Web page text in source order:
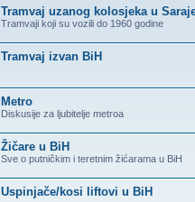
Tramvaj uzanog kolosjeka u
Tramvaji koji su vozili do 1960 godine
Tramvaj izvan BiH
Metro
Diskusije za ljubitelje metroa
Žičare u BiH
Sve o putničkim i teretnim žićarama u BiH
Uspinjače/kosi liftovi u BiH